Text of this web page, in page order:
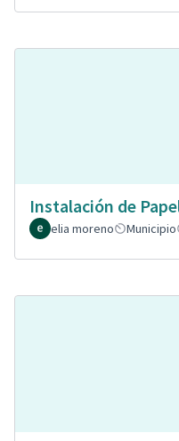
Instalación de
elia moreno
Municipio